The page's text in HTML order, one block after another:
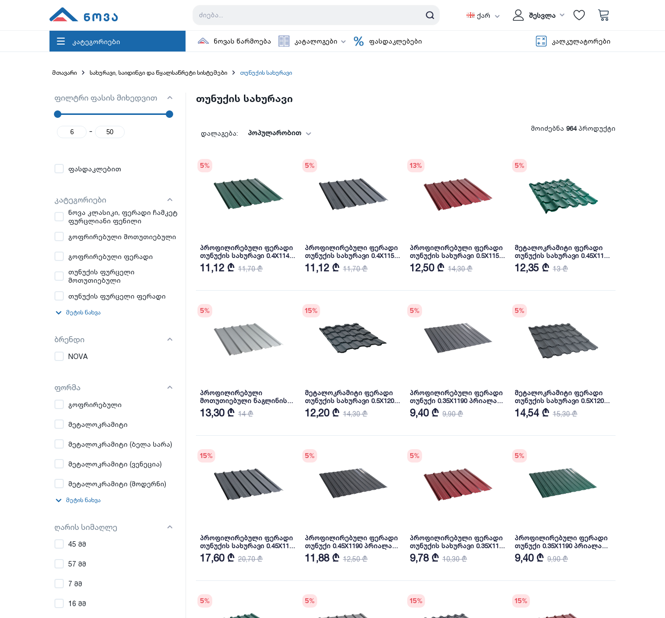
ქარ შესვლა
კატეგორიები ნოვას წარმოება კატალოგები ფასდაკლებები კალკულატორები
მთავარი სახურავი, საიდინგი და წყალსაწრეტი სისტემები თუნუქის სახურავი
ფილტრი ფასის მიხედვით
-
ფასდაკლებით
კატეგორიები
ნოვა კლასიკი, ფერადი ჩამკეტ
ფურცლიანი ფენილი
გოფრირებული მოთუთიებული
გოფრირებული ფერადი
თუნუქის ფურცელი
მოთუთიებული
თუნუქის ფურცელი ფერადი
მეტის ნახვა
ბრენდი
NOVA
ფორმა
გოფრირებული
მეტალოკრამიტი
მეტალოკრამიტი (ბელა სარა)
მეტალოკრამიტი (ვენეცია)
მეტალოკრამიტი (მოდერნი)
მეტის ნახვა
ღარის სიმაღლე
45 მმ
57 მმ
7 მმ
16 მმ
თუნუქის სახურავი
დალაგება: პოპულარობით
მოიძებნა 964პროდუქტი
5%
პროფილირებული ფერადი
თუნუქის სახურავი 0.4X1140
პრიალა RAL6005 NOVA
11,12 ₾ 11,70 ₾
5%
პროფილირებული ფერადი
თუნუქის სახურავი 0.4X1150
პრიალა RAL7024 NOVA
11,12 ₾ 11,70 ₾
13%
პროფილირებული ფერადი
თუნუქის სახურავი 0.5X1150
პრიალა RAL3005 NOVA
12,50 ₾ 14,30 ₾
5%
მეტალოკრამიტი ფერადი
თუნუქის სახურავი 0.45X1180
პრიალა RAL6005 NOVA
12,35 ₾ 13 ₾
5%
პროფილირებული
მოთუთიებული ნაგლინის
სახურავი 0.5X1140 პრიალა
NOVA
13,30 ₾ 14 ₾
15%
მეტალოკრამიტი ფერადი
თუნუქის სახურავი 0.5X1200
პრიალა RAL7016 NOVA
12,20 ₾ 14,30 ₾
5%
პროფილირებული ფერადი
თუნუქი 0.35X1190 პრიალა
RAL7024 NOVA
9,40 ₾ 9,90 ₾
5%
მეტალოკრამიტი ფერადი
თუნუქის სახურავი 0.5X1200
ხაოიანი RAL7024 NOVA
14,54 ₾ 15,30 ₾
15%
პროფილირებული ფერადი
თუნუქის სახურავი 0.45X1140
პრიალა RAL 7016 (სამხრეთ
კორეა) NOVA
17,60 ₾ 20,70 ₾
5%
პროფილირებული ფერადი
თუნუქი 0.45X1190 პრიალა
RAL7016 NOVA
11,88 ₾ 12,50 ₾
5%
პროფილირებული ფერადი
თუნუქის სახურავი 0.35X1140
პრიალა RAL3005 NOVA
9,78 ₾ 10,30 ₾
5%
პროფილირებული ფერადი
თუნუქი 0.35X1190 პრიალა
RAL6005 NOVA
9,40 ₾ 9,90 ₾
5% 5% 15% 15%